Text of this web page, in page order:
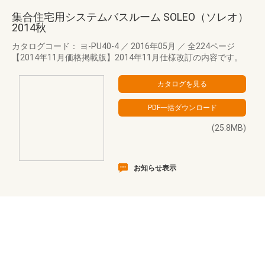
集合住宅用システムバスルーム SOLEO（ソレオ）
2014秋
カタログコード： ヨ-PU40-4 ／ 2016年05月 ／ 全224ページ
【2014年11月価格掲載版】2014年11月仕様改訂の内容です。
(25.8MB)
お知らせ表示